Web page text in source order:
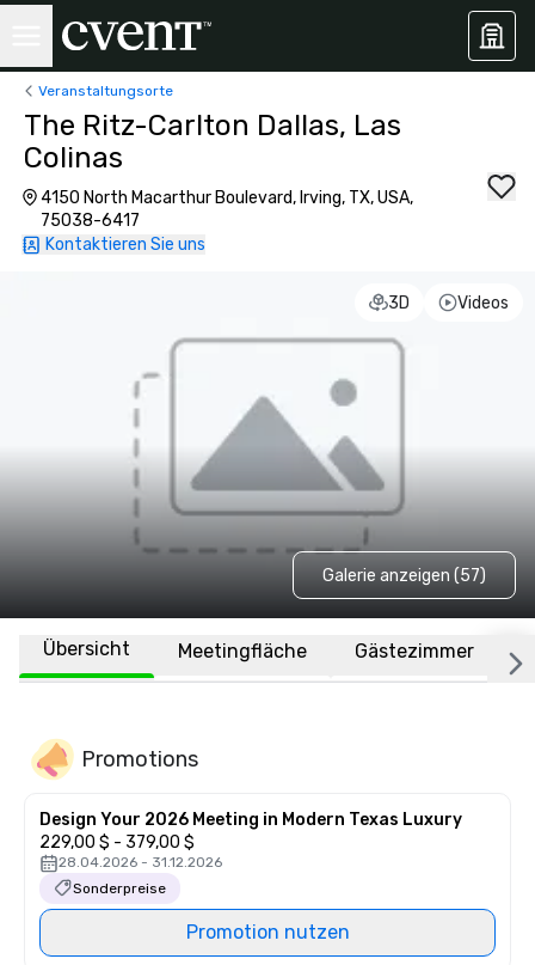
Veranstaltungsorte
The Ritz-Carlton Dallas, Las
Colinas
4150 North Macarthur Boulevard, Irving, TX, USA,
75038-6417
Kontaktieren Sie uns
3D Videos
Galerie anzeigen (57)
Übersicht Meetingfläche Gästezimmer
Promotions
Design Your 2026 Meeting in Modern Texas Luxury
229,00 $ - 379,00 $
28.04.2026 - 31.12.2026
Sonderpreise
Promotion nutzen